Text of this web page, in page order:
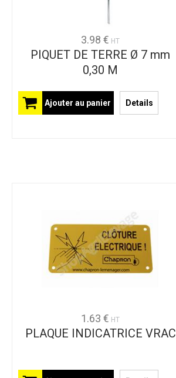
3.98 € HT
PIQUET DE TERRE Ø 7 mm
0,30 M
Ajouter au panier Details
1.63 € HT
PLAQUE INDICATRICE VRAC